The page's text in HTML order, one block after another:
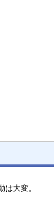
は大変。